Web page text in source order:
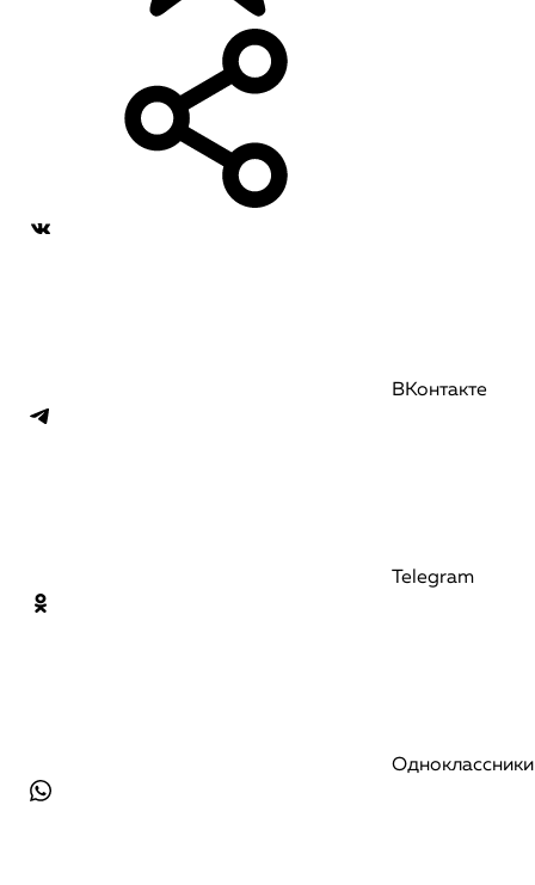
ВКонтакте
Telegram
Одноклассники